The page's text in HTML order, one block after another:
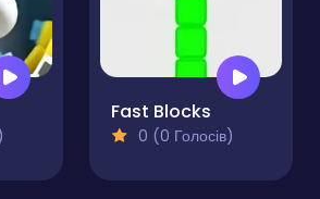
Fast Blocks
0 (0 Голосів)